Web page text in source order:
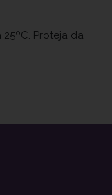
Proteja da